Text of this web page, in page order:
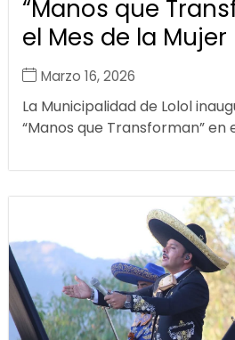
“Manos que
el Mes de la Mujer
Marzo 16, 2026
La Municipalidad de Lolol
“Manos que Transforman” en